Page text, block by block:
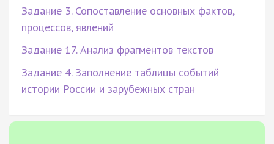
Задание 3. Сопоставление основных фактов,
процессов, явлений
Задание 17. Анализ фрагментов текстов
Задание 4. Заполнение таблицы событий
истории России и зарубежных стран